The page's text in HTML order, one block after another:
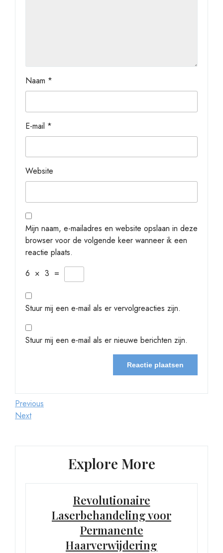
Naam *
E-mail *
Website
Mijn naam, e-mailadres en website opslaan in deze
browser voor de volgende keer wanneer ik een
reactie plaats.
6 × 3 =
Stuur mij een e-mail als er vervolgreacties zijn.
Stuur mij een e-mail als er nieuwe berichten zijn.
Berichtnavigatie
Previous
Post
Previous
Next
Next
Explore More
Revolutionaire
Laserbehandeling voor
Permanente
Haarverwijdering